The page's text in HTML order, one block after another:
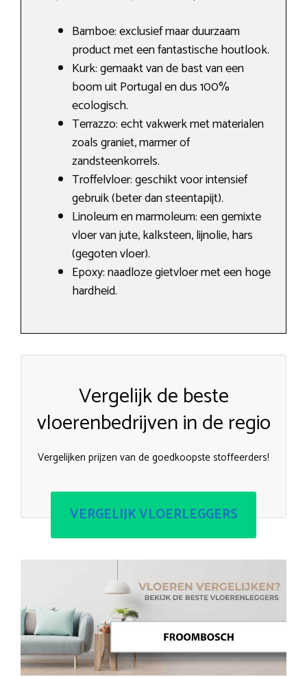
Bamboe: exclusief maar duurzaam
product met een fantastische houtlook.
Kurk: gemaakt van de bast van een
boom uit Portugal en dus 100%
ecologisch.
Terrazzo: echt vakwerk met materialen
zoals graniet, marmer of
zandsteenkorrels.
Troffelvloer: geschikt voor intensief
gebruik (beter dan steentapijt).
Linoleum en marmoleum: een gemixte
vloer van jute, kalksteen, lijnolie, hars
(gegoten vloer).
Epoxy: naadloze gietvloer met een hoge
hardheid.
Vergelijk de beste
vloerenbedrijven in de regio
Vergelijken prijzen van de goedkoopste stoffeerders!
VERGELIJK VLOERLEGGERS